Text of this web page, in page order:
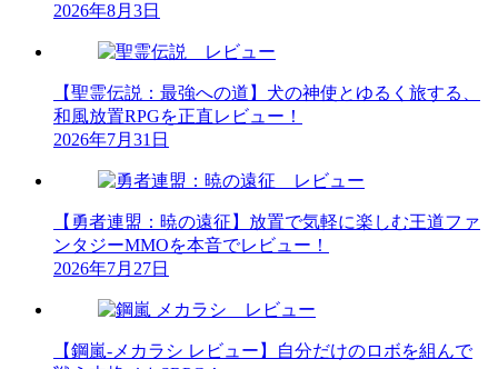
2026年8月3日
【聖霊伝説：最強への道】犬の神使とゆるく旅する、
和風放置RPGを正直レビュー！
2026年7月31日
【勇者連盟：暁の遠征】放置で気軽に楽しむ王道ファ
ンタジーMMOを本音でレビュー！
2026年7月27日
【鋼嵐-メカラシ レビュー】自分だけのロボを組んで